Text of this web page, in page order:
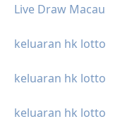
Live Draw Macau
keluaran hk lotto
keluaran hk lotto
keluaran hk lotto